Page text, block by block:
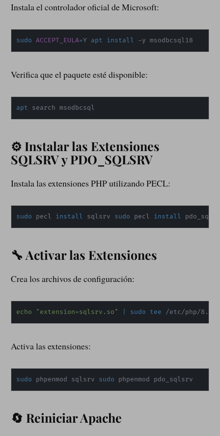
Instala el controlador oficial de Microsoft:
sudo ACCEPT_EULA=Y apt install -y msodbcsql18
Verifica que el paquete esté disponible:
apt search msodbcsql
⚙️ Instalar las Extensiones
SQLSRV y PDO_SQLSRV
Instala las extensiones PHP utilizando PECL:
sudo pecl install sqlsrv sudo pecl install
🔧 Activar las Extensiones
Crea los archivos de configuración:
echo "extension=sqlsrv.so" sudo tee /etc/php/8.3/
Activa las extensiones:
sudo phpenmod sqlsrv sudo phpenmod pdo_sqlsrv
🔄 Reiniciar Apache